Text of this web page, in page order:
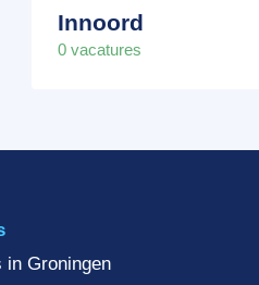
Innoord
0 vacatures
in Groningen